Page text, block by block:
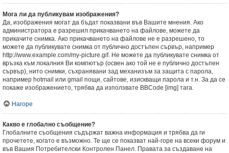
Мога ли да публикувам изображения?
Да, изображения могат да бъдат показвани във Вашите мнения. Ако
администратора е разрешил прикачването на файлове, можете да
прикачите снимка. Ако прикачването на файлове не е разрешено, то
можете да публикувате снимка от публично достъпен сървър, например
http://www.example.com/my-picture.gif. Не можете да публикувате снимка от
връзка към локалния Ви компютър (освен ако той не е публично достъпен
сървър), нито снимки, съхранявани зад механизъм за защита с парола,
например hotmail или gmail пощи, сайтове, изискващи парола и т.н. За да се
покаже изображението, трябва да използвате BBCode [img] тага.
Нагоре
Какво е глобално съобщение?
Глобалните съобщения съдържат важна информация и трябва да ги
прочетете, когато е възможно. Те ще се показват най-горе на всеки форум и
във Вашия Потребителски Контролен Панел. Правата за създаване на